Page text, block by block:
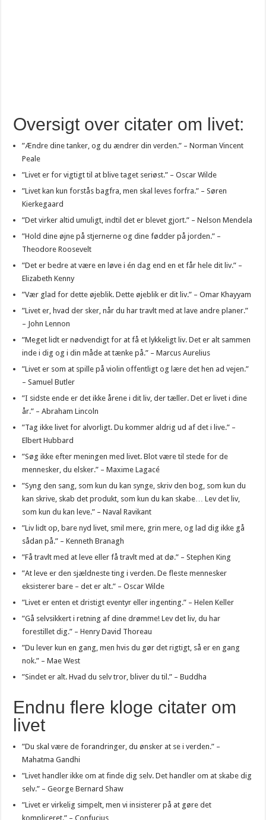
Oversigt over citater om livet:
”Ændre dine tanker, og du ændrer din verden.” – Norman Vincent
Peale
”Livet er for vigtigt til at blive taget seriøst.” – Oscar Wilde
”Livet kan kun forstås bagfra, men skal leves forfra.” – Søren
Kierkegaard
”Det virker altid umuligt, indtil det er blevet gjort.” – Nelson Mendela
”Hold dine øjne på stjernerne og dine fødder på jorden.” –
Theodore Roosevelt
”Det er bedre at være en løve i én dag end en et får hele dit liv.” –
Elizabeth Kenny
”Vær glad for dette øjeblik. Dette øjeblik er dit liv.” – Omar Khayyam
”Livet er, hvad der sker, når du har travlt med at lave andre planer.”
– John Lennon
”Meget lidt er nødvendigt for at få et lykkeligt liv. Det er alt sammen
inde i dig og i din måde at tænke på.” – Marcus Aurelius
”Livet er som at spille på violin offentligt og lære det hen ad vejen.”
– Samuel Butler
”I sidste ende er det ikke årene i dit liv, der tæller. Det er livet i dine
år.” – Abraham Lincoln
”Tag ikke livet for alvorligt. Du kommer aldrig ud af det i live.” –
Elbert Hubbard
”Søg ikke efter meningen med livet. Blot være til stede for de
mennesker, du elsker.” – Maxime Lagacé
”Syng den sang, som kun du kan synge, skriv den bog, som kun du
kan skrive, skab det produkt, som kun du kan skabe… Lev det liv,
som kun du kan leve.” – Naval Ravikant
”Liv lidt op, bare nyd livet, smil mere, grin mere, og lad dig ikke gå
sådan på.” – Kenneth Branagh
”Få travlt med at leve eller få travlt med at dø.” – Stephen King
”At leve er den sjældneste ting i verden. De fleste mennesker
eksisterer bare – det er alt.” – Oscar Wilde
”Livet er enten et dristigt eventyr eller ingenting.” – Helen Keller
”Gå selvsikkert i retning af dine drømme! Lev det liv, du har
forestillet dig.” – Henry David Thoreau
”Du lever kun en gang, men hvis du gør det rigtigt, så er en gang
nok.” – Mae West
”Sindet er alt. Hvad du selv tror, bliver du til.” – Buddha
Endnu flere kloge citater om
livet
”Du skal være de forandringer, du ønsker at se i verden.” –
Mahatma Gandhi
”Livet handler ikke om at finde dig selv. Det handler om at skabe dig
selv.” – George Bernard Shaw
”Livet er virkelig simpelt, men vi insisterer på at gøre det
kompliceret.” – Confucius